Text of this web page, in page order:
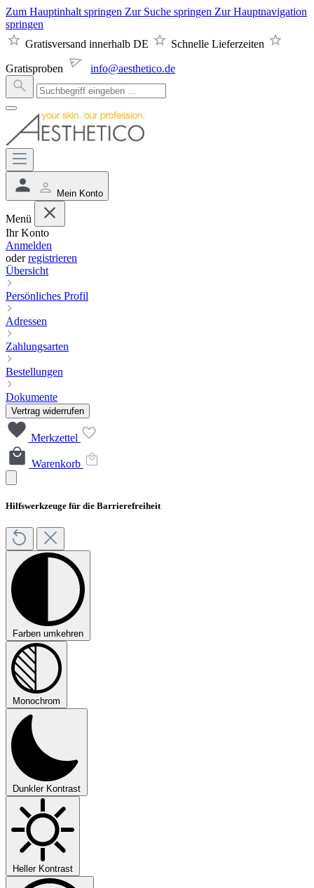
Zum Hauptinhalt springen Zur Suche springen Zur Hauptnavigation
springen
Gratisversand innerhalb DE
Schnelle Lieferzeiten
Gratisproben info@aesthetico.de
Mein Konto
Menü
Ihr Konto
Anmelden
oderregistrieren
Übersicht
Persönliches Profil
Adressen
Zahlungsarten
Bestellungen
Dokumente
Vertrag widerrufen
Merkzettel
Warenkorb
Hilfswerkzeuge für die Barrierefreiheit
Farben umkehren
Monochrom
Dunkler Kontrast
Heller Kontrast